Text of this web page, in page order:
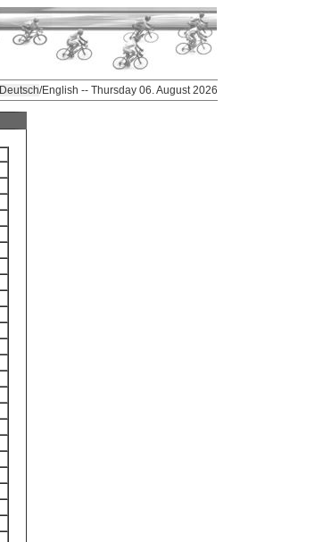
Deutsch/English -- Thursday 06. August 2026